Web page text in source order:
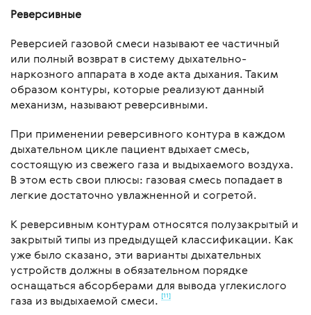
Реверсивные
Реверсией газовой смеси называют ее частичный
или полный возврат в систему дыхательно-
наркозного аппарата в ходе акта дыхания. Таким
образом контуры, которые реализуют данный
механизм, называют реверсивными.
При применении реверсивного контура в каждом
дыхательном цикле пациент вдыхает смесь,
состоящую из свежего газа и выдыхаемого воздуха.
В этом есть свои плюсы: газовая смесь попадает в
легкие достаточно увлажненной и согретой.
К реверсивным контурам относятся полузакрытый и
закрытый типы из предыдущей классификации. Как
уже было сказано, эти варианты дыхательных
устройств должны в обязательном порядке
оснащаться абсорберами для вывода углекислого
газа из выдыхаемой смеси. [11]